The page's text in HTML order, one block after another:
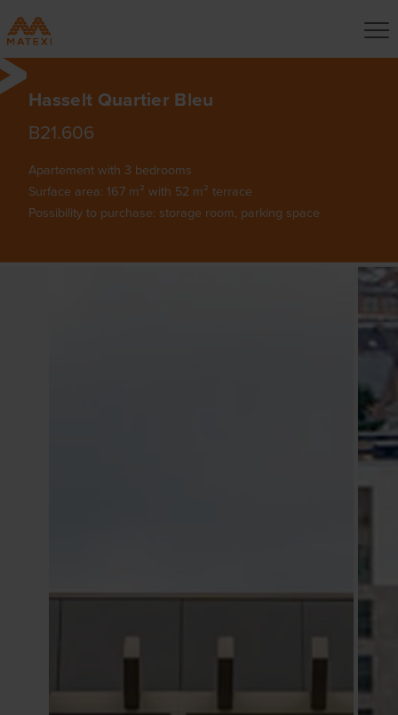
Hasselt Quartier Bleu
B21.606
Apartement with 3 bedrooms
Surface area: 167 m² with 52 m² terrace
Possibility to purchase: storage room, parking space